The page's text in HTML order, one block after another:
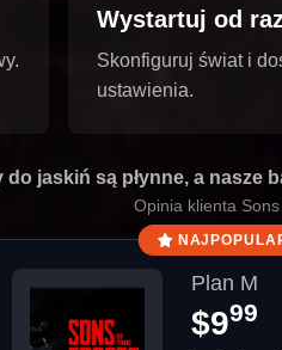
Wystartuj od
Skonfiguruj świat i
ustawienia.
do jaskiń są płynne, a nasze
Opinia klienta
Plan M
$999